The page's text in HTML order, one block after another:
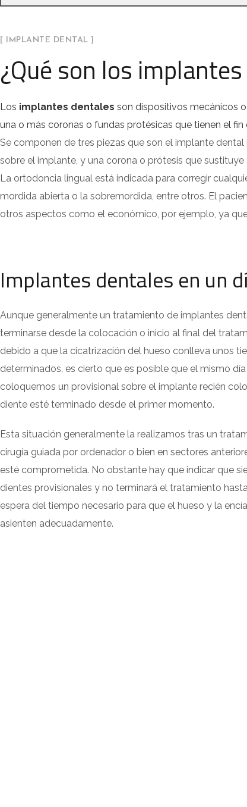
[ IMPLANTE DENTAL ]
¿Qué son los
Los implantes dentales son dispositivos mecánicos
una o más coronas o fundas protésicas que tienen el
Se componen de tres piezas que son el implante
sobre el implante, y una corona o prótesis que
La ortodoncia lingual está indicada para corregir
mordida abierta o la sobremordida, entre otros. El
otros aspectos como el económico, por ejemplo, ya
Implantes dentales en un
Aunque generalmente un tratamiento de implantes
terminarse desde la colocación o inicio al final del
debido a que la cicatrización del hueso conlleva unos
determinados, es cierto que es posible que el mismo
coloquemos un provisional sobre el implante recién
diente esté terminado desde el primer momento.
Esta situación generalmente la realizamos tras un
cirugía guiada por ordenador o bien en sectores
esté comprometida. No obstante hay que indicar que
dientes provisionales y no terminará el tratamiento
espera del tiempo necesario para que el hueso y la
asienten adecuadamente.